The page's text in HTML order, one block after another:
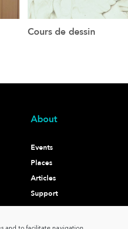
See the event
Cours de dessin
About
Events
Places
Articles
Support
Contact